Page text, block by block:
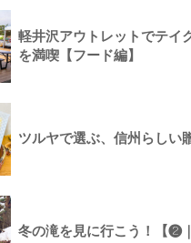
軽井沢アウトレットでテイ
を満喫【フード編】
ツルヤで選ぶ、信州らしい
冬の滝を見に行こう！【❷